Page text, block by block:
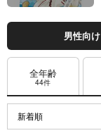
男性向け
全年齢
44件